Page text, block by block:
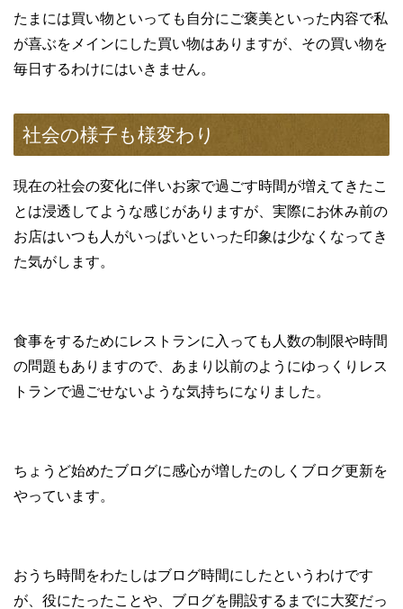
たまには買い物といっても自分にご褒美といった内容で私
が喜ぶをメインにした買い物はありますが、その買い物を
毎日するわけにはいきません。
社会の様子も様変わり
現在の社会の変化に伴いお家で過ごす時間が増えてきたこ
とは浸透してような感じがありますが、実際にお休み前の
お店はいつも人がいっぱいといった印象は少なくなってき
た気がします。
食事をするためにレストランに入っても人数の制限や時間
の問題もありますので、あまり以前のようにゆっくりレス
トランで過ごせないような気持ちになりました。
ちょうど始めたブログに感心が増したのしくブログ更新を
やっています。
おうち時間をわたしはブログ時間にしたというわけです
が、役にたったことや、ブログを開設するまでに大変だっ